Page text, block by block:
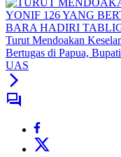
Turut Mendoakan
Bertugas di Papua,
UAS